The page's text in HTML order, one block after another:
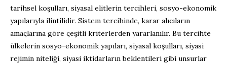
tarihsel koşulları, siyasal elitlerin tercihleri, sosyo-ekonomik
yapılarıyla ilintilidir. Sistem tercihinde, karar alıcıların
amaçlarına göre çeşitli kriterlerden yararlanılır. Bu tercihte
ülkelerin sosyo-ekonomik yapıları, siyasal koşulları, siyasi
rejimin niteliği, siyasi iktidarların beklentileri gibi unsurlar